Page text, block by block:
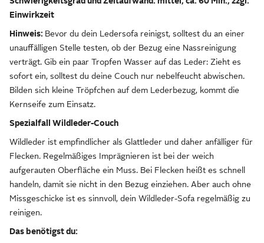
Einwirkzeit
Hinweis: Bevor du dein Ledersofa reinigst, solltest du an einer
unauffälligen Stelle testen, ob der Bezug eine Nassreinigung
verträgt. Gib ein paar Tropfen Wasser auf das Leder: Zieht es
sofort ein, solltest du deine Couch nur nebelfeucht abwischen.
Bilden sich kleine Tröpfchen auf dem Lederbezug, kommt die
Kernseife zum Einsatz.
Spezialfall Wildleder-Couch
Wildleder ist empfindlicher als Glattleder und daher anfälliger für
Flecken. Regelmäßiges Imprägnieren ist bei der weich
aufgerauten Oberfläche ein Muss. Bei Flecken heißt es schnell
handeln, damit sie nicht in den Bezug einziehen. Aber auch ohne
Missgeschicke ist es sinnvoll, dein Wildleder-Sofa regelmäßig zu
reinigen.
Das benötigst du: